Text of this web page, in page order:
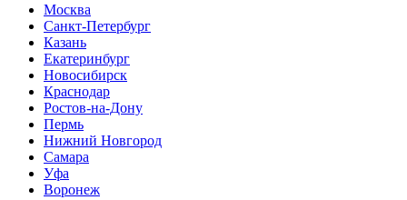
Москва
Санкт-Петербург
Казань
Екатеринбург
Новосибирск
Краснодар
Ростов-на-Дону
Пермь
Нижний Новгород
Самара
Уфа
Воронеж